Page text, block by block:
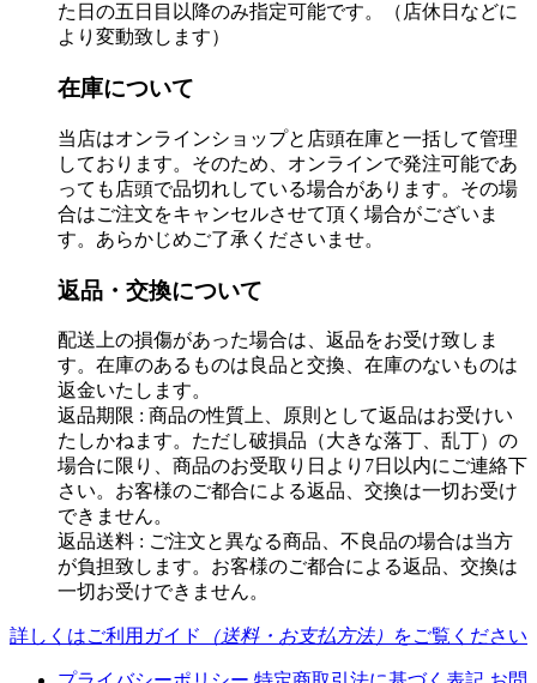
た日の五日目以降のみ指定可能です。（店休日などに
より変動致します）
在庫について
当店はオンラインショップと店頭在庫と一括して管理
しております。そのため、オンラインで発注可能であ
っても店頭で品切れしている場合があります。その場
合はご注文をキャンセルさせて頂く場合がございま
す。あらかじめご了承くださいませ。
返品・交換について
配送上の損傷があった場合は、返品をお受け致しま
す。在庫のあるものは良品と交換、在庫のないものは
返金いたします。
返品期限 : 商品の性質上、原則として返品はお受けい
たしかねます。ただし破損品（大きな落丁、乱丁）の
場合に限り、商品のお受取り日より7日以内にご連絡下
さい。お客様のご都合による返品、交換は一切お受け
できません。
返品送料 : ご注文と異なる商品、不良品の場合は当方
が負担致します。お客様のご都合による返品、交換は
一切お受けできません。
詳しくはご利用ガイド （送料・お支払方法） をご覧ください